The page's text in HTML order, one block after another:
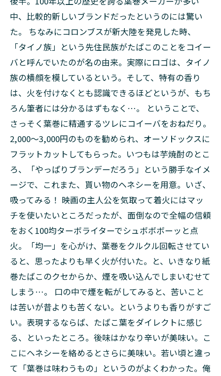
中、比較的新しいブランドだったというのには驚い
た。 ちなみにコロンブスが新大陸を発見した時、
「タイノ族」という先住民族がたばこのことをコイー
バと呼んでいたのが名の由来。実際にロゴは、タイノ
族の横顔を模しているという。そして、特有の香り
は、火を付けなくとも認識できるほどというが、もち
ろん筆者には分かるはずもなく…。 ということで、
さっそく葉巻に精通するツレにコイーバをおねだり。
2,000～3,000円のものを勧められ、オーソドックスに
フラットカットしてもらった。いつもは芋焼酎のとこ
ろ、「やっぱりブランデーだろう」という勝手なイメ
ージで、これまた、貰い物のヘネシーを用意。いざ、
吸ってみる！ 映画の主人公を気取って着火にはマッ
チを使いたいところだったが、面倒なので全幅の信頼
をおく100均ターボライターでシュボボボーッと点
火。「均一」を心がけ、葉巻をクルクル回転させてい
ると、思ったよりも早く火が付いた。と、いきなり紙
巻たばこのクセからか、煙を吸い込んでしまいむせて
しまう…。 口の中で煙を転がしてみると、苦いこと
は苦いが昔よりも苦くない。というよりも香りがすご
い。表現するならば、たばこ葉をダイレクトに感じ
る、といったところ。後味はかなり辛いが美味い。こ
こにヘネシーを絡めるとさらに美味い。若い頃と違っ
て「葉巻は味わうもの」というのがよくわかった。俺